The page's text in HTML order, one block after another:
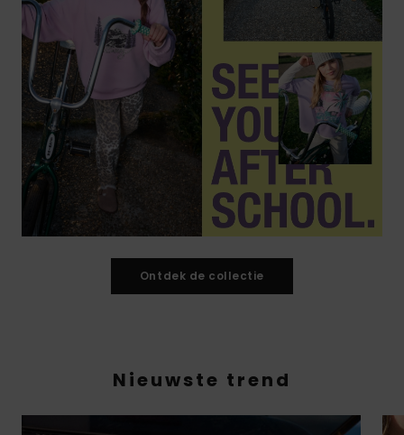
Ontdek de collectie
Nieuwste trend